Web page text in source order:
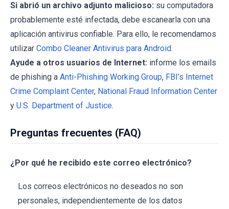
Si abrió un archivo adjunto malicioso: su computadora
probablemente esté infectada, debe escanearla con una
aplicación antivirus confiable. Para ello, le recomendamos
utilizar Combo Cleaner Antivirus para Android.
Ayude a otros usuarios de Internet: informe los emails
de phishing a Anti-Phishing Working Group, FBI’s Internet
Crime Complaint Center, National Fraud Information Center
y U.S. Department of Justice.
Preguntas frecuentes (FAQ)
¿Por qué he recibido este correo electrónico?
Los correos electrónicos no deseados no son
personales, independientemente de los datos